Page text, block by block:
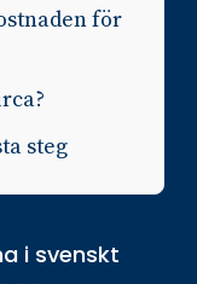
för
steg
i svenskt